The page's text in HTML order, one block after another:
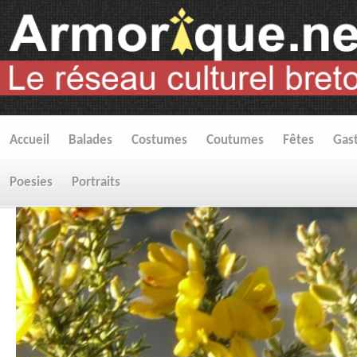
Accueil Balades Costumes Coutumes Fêtes
Poesies Portraits